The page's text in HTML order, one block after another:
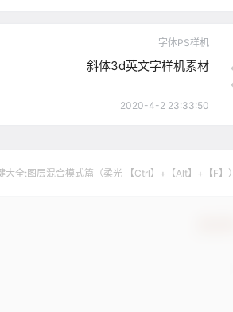
字体PS样机
斜体3d英文字样机素材
2020-4-2 23:33:50
大全:图层混合模式篇（柔光 【Ctrl】+【Alt】+【F】）